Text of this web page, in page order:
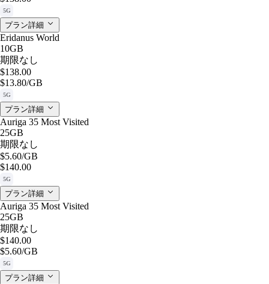
5G
プラン詳細
Eridanus World
10GB
期限なし
$138.00
$13.80/GB
5G
プラン詳細
Auriga 35 Most Visited
25GB
期限なし
$5.60/GB
$140.00
5G
プラン詳細
Auriga 35 Most Visited
25GB
期限なし
$140.00
$5.60/GB
5G
プラン詳細